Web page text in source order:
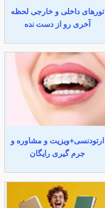
تورهای داخلی و خارجی لحظه
آخری رو از دست نده
ارتودنسی+ویزیت و مشاوره و
جرم گیری رایگان